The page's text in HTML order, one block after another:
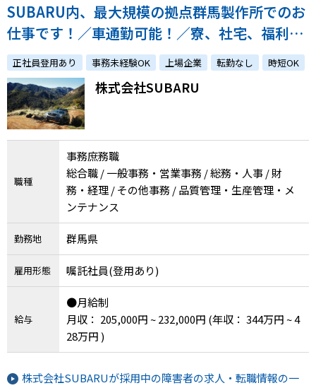
SUBARU内、最大規模の拠点群馬製作所でのお
仕事です！／車通勤可能！／寮、社宅、福利厚
生充実！
正社員登用あり 事務未経験OK 上場企業 転勤なし 時短OK
株式会社SUBARU
職種
事務庶務職
総合職 / 一般事務・営業事務 / 総務・人事 / 財
務・経理 / その他事務 / 品質管理・生産管理・メ
ンテナンス
勤務地 群馬県
雇用形態 嘱託社員(登用あり)
給与
●月給制
月収： 205,000円 ~ 232,000円 (年収： 344万円 ~ 4
28万円 )
株式会社SUBARUが採用中の障害者の求人・転職情報の一
法人向けページ
メニューを閉じる